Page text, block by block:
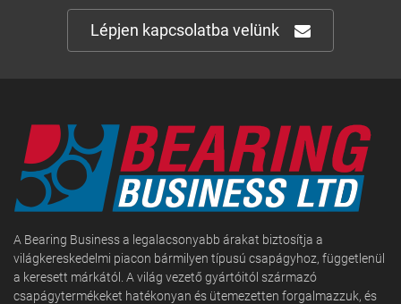
Lépjen kapcsolatba velünk
A Bearing Business a legalacsonyabb árakat biztosítja a
világkereskedelmi piacon bármilyen típusú csapágyhoz, függetlenül
a keresett márkától. A világ vezető gyártóitól származó
csapágytermékeket hatékonyan és ütemezetten forgalmazzuk, és